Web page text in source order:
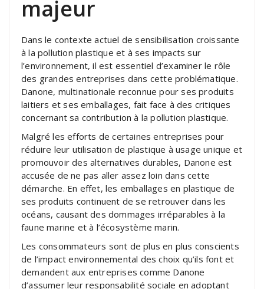
majeur
Dans le contexte actuel de sensibilisation croissante
à la pollution plastique et à ses impacts sur
l’environnement, il est essentiel d’examiner le rôle
des grandes entreprises dans cette problématique.
Danone, multinationale reconnue pour ses produits
laitiers et ses emballages, fait face à des critiques
concernant sa contribution à la pollution plastique.
Malgré les efforts de certaines entreprises pour
réduire leur utilisation de plastique à usage unique et
promouvoir des alternatives durables, Danone est
accusée de ne pas aller assez loin dans cette
démarche. En effet, les emballages en plastique de
ses produits continuent de se retrouver dans les
océans, causant des dommages irréparables à la
faune marine et à l’écosystème marin.
Les consommateurs sont de plus en plus conscients
de l’impact environnemental des choix qu’ils font et
demandent aux entreprises comme Danone
d’assumer leur responsabilité sociale en adoptant